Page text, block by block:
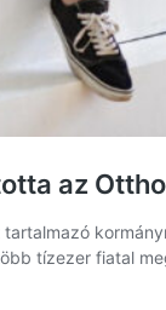
az
tízezer fiatal